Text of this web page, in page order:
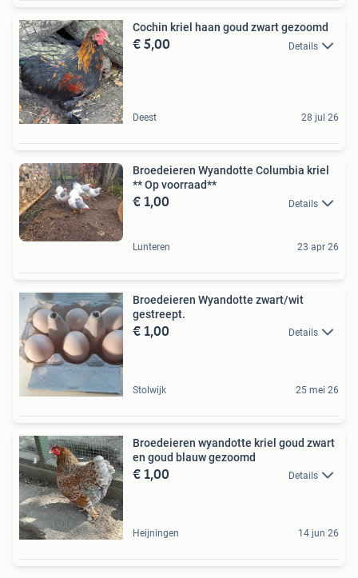
Cochin kriel haan goud zwart gezoomd
€ 5,00 Details
Deest 28 jul 26
Broedeieren Wyandotte Columbia kriel
** Op voorraad**
€ 1,00 Details
Lunteren 23 apr 26
Broedeieren Wyandotte zwart/wit
gestreept.
€ 1,00 Details
Stolwijk 25 mei 26
Broedeieren wyandotte kriel goud zwart
en goud blauw gezoomd
€ 1,00 Details
Heijningen 14 jun 26